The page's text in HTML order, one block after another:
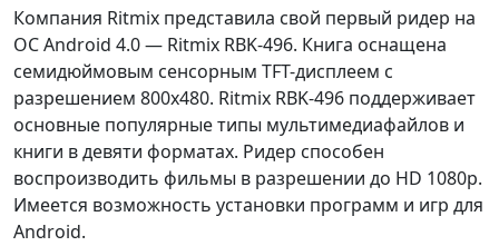
Компания Ritmix представила свой первый ридер на
ОС Android 4.0 — Ritmix RBK-496. Книга оснащена
семидюймовым сенсорным TFT-дисплеем с
разрешением 800x480. Ritmix RBK-496 поддерживает
основные популярные типы мультимедиафайлов и
книги в девяти форматах. Ридер способен
воспроизводить фильмы в разрешении до HD 1080p.
Имеется возможность установки программ и игр для
Android.